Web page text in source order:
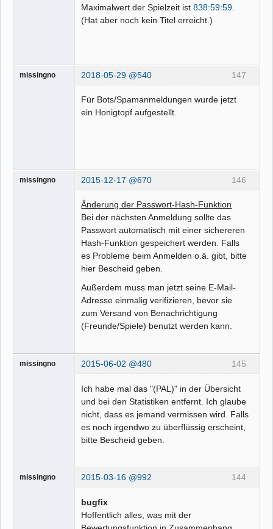
Maximalwert der Spielzeit ist838:59:59.
(Hat aber noch kein Titel erreicht.)
147
missingno 2018-05-29 @540
Für Bots/Spamanmeldungen wurde jetzt
ein Honigtopf aufgestellt.
146
missingno 2015-12-17 @670
Änderung der Passwort-Hash-Funktion
Bei der nächsten Anmeldung sollte das
Passwort automatisch mit einer sichereren
Hash-Funktion gespeichert werden. Falls
es Probleme beim Anmelden o.ä. gibt, bitte
hier Bescheid geben.
Außerdem muss man jetzt seine E-Mail-
Adresse einmalig verifizieren, bevor sie
zum Versand von Benachrichtigung
(Freunde/Spiele) benutzt werden kann.
145
missingno 2015-06-02 @480
Ich habe mal das "(PAL)" in der Übersicht
und bei den Statistiken entfernt. Ich glaube
nicht, dass es jemand vermissen wird. Falls
es noch irgendwo zu überflüssig erscheint,
bitte Bescheid geben.
144
missingno 2015-03-16 @992
bugfix
Hoffentlich alles, was mit der